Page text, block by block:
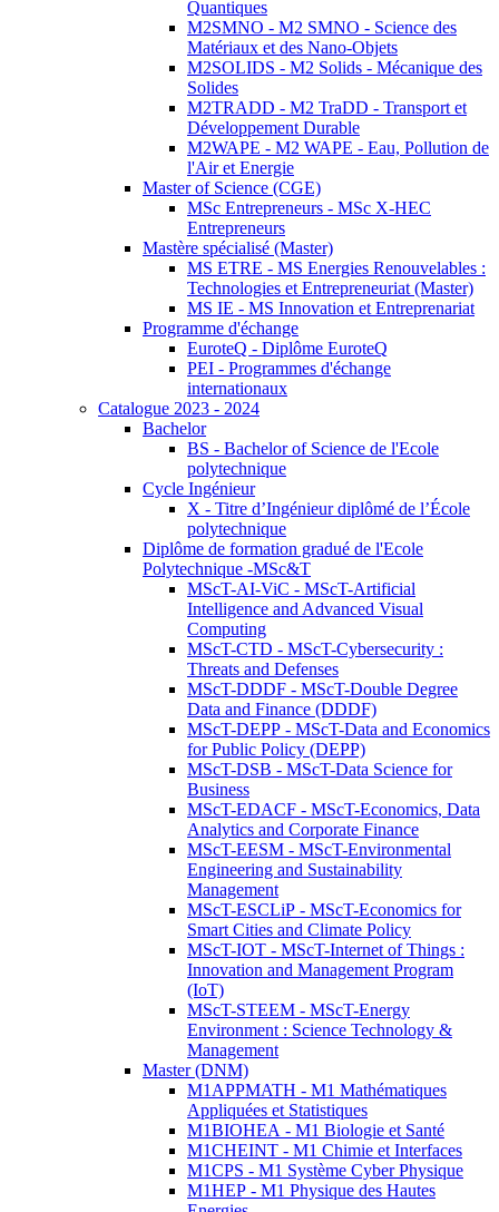
Quantiques
M2SMNO - M2 SMNO - Science des
Matériaux et des Nano-Objets
M2SOLIDS - M2 Solids - Mécanique des
Solides
M2TRADD - M2 TraDD - Transport et
Développement Durable
M2WAPE - M2 WAPE - Eau, Pollution de
l'Air et Energie
Master of Science (CGE)
MSc Entrepreneurs - MSc X-HEC
Entrepreneurs
Mastère spécialisé (Master)
MS ETRE - MS Energies Renouvelables :
Technologies et Entrepreneuriat (Master)
MS IE - MS Innovation et Entreprenariat
Programme d'échange
EuroteQ - Diplôme EuroteQ
PEI - Programmes d'échange
internationaux
Catalogue 2023 - 2024
Bachelor
BS - Bachelor of Science de l'Ecole
polytechnique
Cycle Ingénieur
X - Titre d’Ingénieur diplômé de l’École
polytechnique
Diplôme de formation gradué de l'Ecole
Polytechnique -MSc&T
MScT-AI-ViC - MScT-Artificial
Intelligence and Advanced Visual
Computing
MScT-CTD - MScT-Cybersecurity :
Threats and Defenses
MScT-DDDF - MScT-Double Degree
Data and Finance (DDDF)
MScT-DEPP - MScT-Data and Economics
for Public Policy (DEPP)
MScT-DSB - MScT-Data Science for
Business
MScT-EDACF - MScT-Economics, Data
Analytics and Corporate Finance
MScT-EESM - MScT-Environmental
Engineering and Sustainability
Management
MScT-ESCLiP - MScT-Economics for
Smart Cities and Climate Policy
MScT-IOT - MScT-Internet of Things :
Innovation and Management Program
(IoT)
MScT-STEEM - MScT-Energy
Environment : Science Technology &
Management
Master (DNM)
M1APPMATH - M1 Mathématiques
Appliquées et Statistiques
M1BIOHEA - M1 Biologie et Santé
M1CHEINT - M1 Chimie et Interfaces
M1CPS - M1 Système Cyber Physique
M1HEP - M1 Physique des Hautes